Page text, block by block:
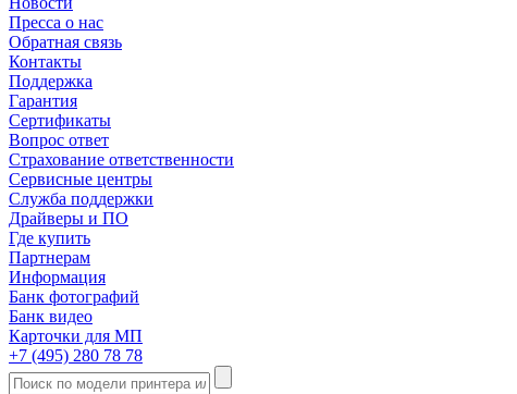
Пресса о нас
Обратная связь
Контакты
Поддержка
Гарантия
Сертификаты
Вопрос ответ
Страхование ответственности
Сервисные центры
Служба поддержки
Драйверы и ПО
Где купить
Партнерам
Информация
Банк фотографий
Банк видео
Карточки для МП
+7 (495) 280 78 78